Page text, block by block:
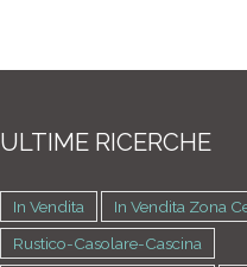
ULTIME RICERCHE
In Vendita In Vendita Zona
Rustico-Casolare-Cascina